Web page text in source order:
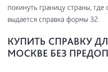
покинуть границу страны,
выдается справка формы 32.
КУПИТЬ СПРАВКУ
МОСКВЕ БЕЗ